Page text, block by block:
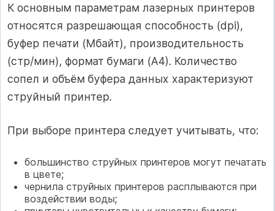
К основным параметрам лазерных принтеров
относятся разрешающая способность (dpi),
буфер печати (Мбайт), производительность
(стр/мин), формат бумаги (А4). Количество
сопел и объём буфера данных характеризуют
струйный принтер.
При выборе принтера следует учитывать, что:
большинство струйных принтеров могут печатать
в цвете;
чернила струйных принтеров расплываются при
воздействии воды;